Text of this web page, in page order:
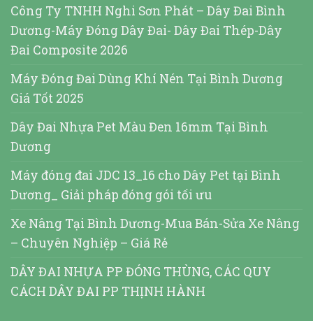
Công Ty TNHH Nghi Sơn Phát – Dây Đai Bình
Dương-Máy Đóng Dây Đai- Dây Đai Thép-Dây
Đai Composite 2026
Máy Đóng Đai Dùng Khí Nén Tại Bình Dương
Giá Tốt 2025
Dây Đai Nhựa Pet Màu Đen 16mm Tại Bình
Dương
Máy đóng đai JDC 13_16 cho Dây Pet tại Bình
Dương_ Giải pháp đóng gói tối ưu
Xe Nâng Tại Bình Dương-Mua Bán-Sửa Xe Nâng
– Chuyên Nghiệp – Giá Rẻ
DÂY ĐAI NHỰA PP ĐÓNG THÙNG, CÁC QUY
CÁCH DÂY ĐAI PP THỊNH HÀNH